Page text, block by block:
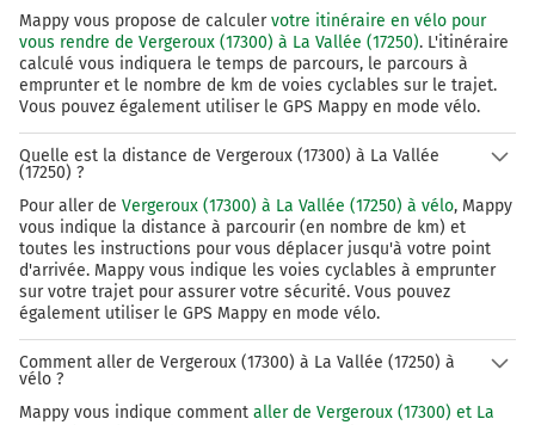
Prendre à droite la voie et continuer sur 230 mètres
13,8 km
Prendre à droite la voie et continuer sur 35 mètres
14,0 km
Prendre à gauche la piste cyclable la voie et continuer
sur 270 mètres
Prendre à gauche la voie et continuer sur 15 mètres
14,3 km
Mappy vous propose de calculervotre itinéraire en vélo pour
vous rendre de Vergeroux (17300) à La Vallée (17250). L'itinéraire
calculé vous indiquera le temps de parcours, le parcours à
emprunter et le nombre de km de voies cyclables sur le trajet.
Vous pouvez également utiliser le GPS Mappy en mode vélo.
Quelle est la distance de Vergeroux (17300) à La Vallée
(17250) ?
Pour aller de Vergeroux (17300) à La Vallée (17250) à vélo, Mappy
vous indique la distance à parcourir (en nombre de km) et
toutes les instructions pour vous déplacer jusqu'à votre point
d'arrivée. Mappy vous indique les voies cyclables à emprunter
sur votre trajet pour assurer votre sécurité. Vous pouvez
également utiliser le GPS Mappy en mode vélo.
Comment aller de Vergeroux (17300) à La Vallée (17250) à
vélo ?
Mappy vous indique comment aller de Vergeroux (17300) et La